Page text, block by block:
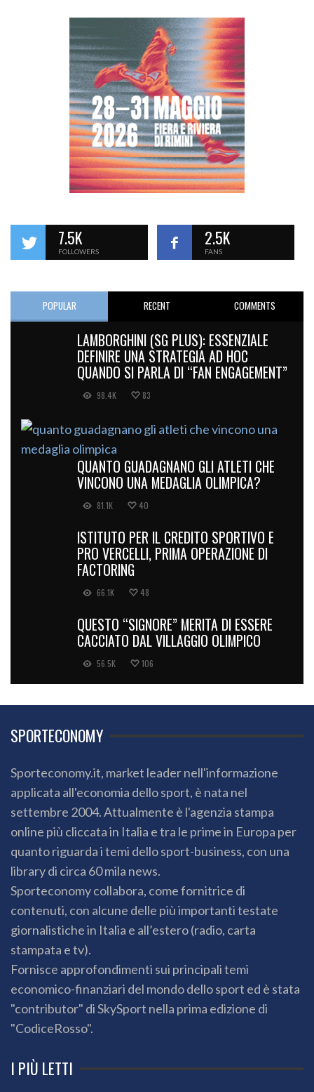
7.5K
FOLLOWERS
2.5K
FANS
POPULAR RECENT COMMENTS
LAMBORGHINI (SG PLUS): ESSENZIALE
DEFINIRE UNA STRATEGIA AD HOC
QUANDO SI PARLA DI “FAN ENGAGEMENT”
98.4K 83
QUANTO GUADAGNANO GLI ATLETI CHE
VINCONO UNA MEDAGLIA OLIMPICA?
81.1K 40
ISTITUTO PER IL CREDITO SPORTIVO E
PRO VERCELLI, PRIMA OPERAZIONE DI
FACTORING
66.1K 48
QUESTO “SIGNORE” MERITA DI ESSERE
CACCIATO DAL VILLAGGIO OLIMPICO
56.5K 106
SPORTECONOMY
Sporteconomy.it, market leader nell'informazione
applicata all'economia dello sport, è nata nel
settembre 2004. Attualmente è l'agenzia stampa
online più cliccata in Italia e tra le prime in Europa per
quanto riguarda i temi dello sport-business, con una
library di circa 60 mila news.
Sporteconomy collabora, come fornitrice di
contenuti, con alcune delle più importanti testate
giornalistiche in Italia e all’estero (radio, carta
stampata e tv).
Fornisce approfondimenti sui principali temi
economico-finanziari del mondo dello sport ed è stata
"contributor" di SkySport nella prima edizione di
"CodiceRosso".
I PIÙ LETTI